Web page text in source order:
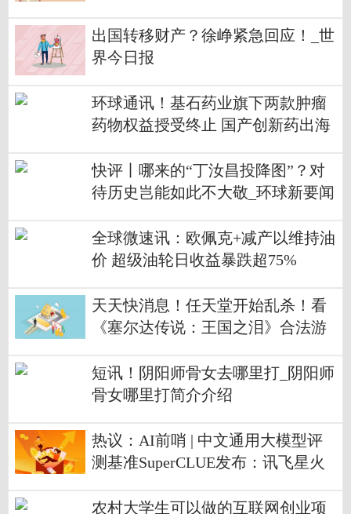
出国转移财产？徐峥紧急回应！_世
界今日报
环球通讯！基石药业旗下两款肿瘤
药物权益授受终止 国产创新药出海
快评丨哪来的“丁汝昌投降图”？对
待历史岂能如此不大敬_环球新要闻
全球微速讯：欧佩克+减产以维持油
价 超级油轮日收益暴跌超75%
天天快消息！任天堂开始乱杀！看
《塞尔达传说：王国之泪》合法游
短讯！阴阳师骨女去哪里打_阴阳师
骨女哪里打简介介绍
热议：AI前哨 | 中文通用大模型评
测基准SuperCLUE发布：讯飞星火
农村大学生可以做的互联网创业项